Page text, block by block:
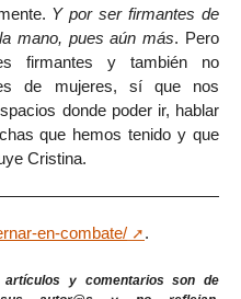
Y por ser firmantes de
mano, pues aún más. Pero
firmantes y también no
de mujeres, sí que nos
donde poder ir, hablar
que hemos tenido y que
Cristina.
en-combate/ .
y comentarios son de